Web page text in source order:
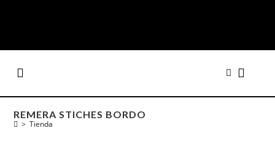
REMERA STICHES BORDO
> Tienda